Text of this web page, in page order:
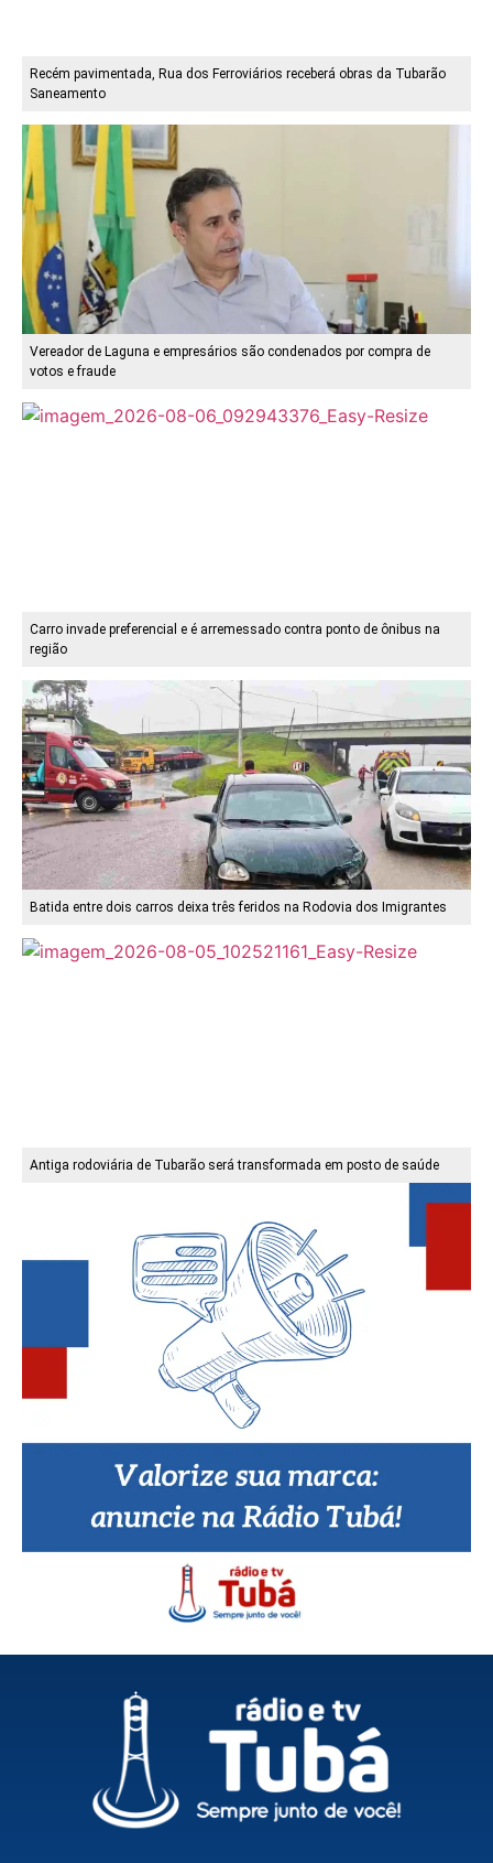
Recém pavimentada, Rua dos Ferroviários receberá obras da Tubarão
Saneamento
Vereador de Laguna e empresários são condenados por compra de
votos e fraude
Carro invade preferencial e é arremessado contra ponto de ônibus na
região
Batida entre dois carros deixa três feridos na Rodovia dos Imigrantes
Antiga rodoviária de Tubarão será transformada em posto de saúde